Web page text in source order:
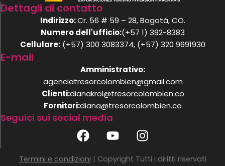
Dettagli di contatto
Indirizzo:Cr. 56 # 59 – 28, Bogotá, CO.
Numero dell'ufficio:(+57 1) 392-8383
Cellulare: (+57) 300 3083374, (+57) 320 9691930
E-mail
Amministrativo:
agenciatresorcolombien@gmail.com
Clienti:dianakrol@tresorcolombien.co
Fornitori:diana@tresorcolombien.co
Seguici sui social media
F
a
c
Y
o
u
I
n
s
Termini e condizioni | Copyright Tutti i diritti riservati